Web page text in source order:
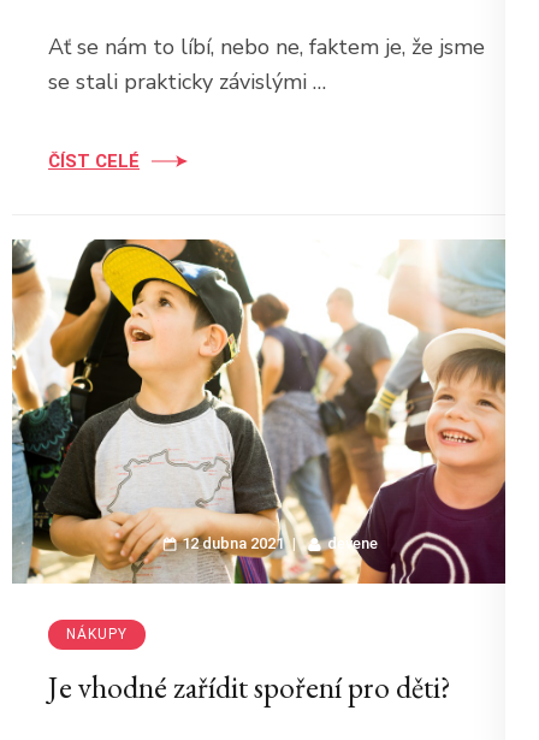
Ať se nám to líbí, nebo ne, faktem je, že jsme
se stali prakticky závislými …
ČÍST CELÉ
12 dubna 2021 devene
NÁKUPY
Je vhodné zařídit spoření pro děti?